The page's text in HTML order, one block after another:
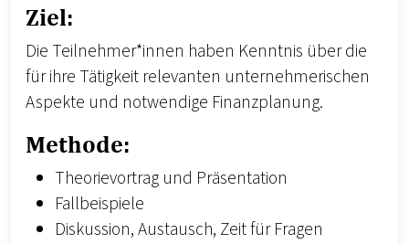
Ziel:
Die Teilnehmer*innen haben Kenntnis über die
für ihre Tätigkeit relevanten unternehmerischen
Aspekte und notwendige Finanzplanung.
Methode:
Theorievortrag und Präsentation
Fallbeispiele
Diskussion, Austausch, Zeit für Fragen